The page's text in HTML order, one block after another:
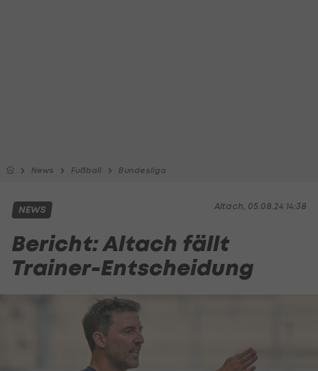
News Fußball Bundesliga
Altach, 05.08.24 14:38
NEWS
Bericht: Altach fällt
Trainer-Entscheidung